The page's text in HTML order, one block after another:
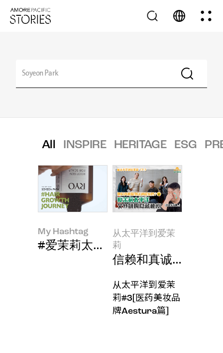
All INSPIRE HERITAGE ESG
My Hashtag
#爱茉莉太平洋防脱发科学品牌“
从太平洋到爱茉
莉
信赖和真诚？那是
从太平洋到爱茉
莉#3[医药美妆品
牌Aestura篇]